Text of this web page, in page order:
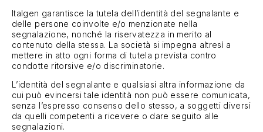
Contatti
Lavora con noi
Per i fornitori
Italgen garantisce la tutela dell’identità del segnalante e
delle persone coinvolte e/o menzionate nella
segnalazione, nonché la riservatezza in merito al
contenuto della stessa. La società si impegna altresì a
mettere in atto ogni forma di tutela prevista contro
condotte ritorsive e/o discriminatorie.
L’identità del segnalante e qualsiasi altra informazione da
cui può evincersi tale identità non può essere comunicata,
senza l’espresso consenso dello stesso, a soggetti diversi
da quelli competenti a ricevere o dare seguito alle
segnalazioni.